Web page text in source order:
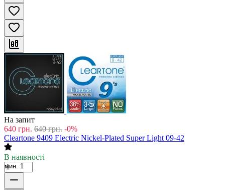
На запит
640 грн. 640 грн. -0%
Cleartone 9409 Electric Nickel-Plated Super Light 09-42
В наявності
мин. 1